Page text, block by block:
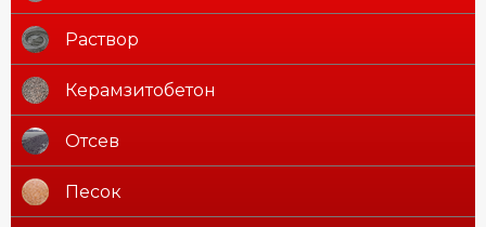
Раствор
Керамзитобетон
Отсев
Песок